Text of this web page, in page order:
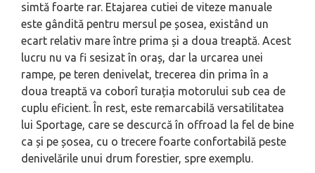
simtă foarte rar. Etajarea cutiei de viteze manuale
este gândită pentru mersul pe șosea, existând un
ecart relativ mare între prima și a doua treaptă. Acest
lucru nu va fi sesizat în oraș, dar la urcarea unei
rampe, pe teren denivelat, trecerea din prima în a
doua treaptă va coborî turația motorului sub cea de
cuplu eficient. În rest, este remarcabilă versatilitatea
lui Sportage, care se descurcă în offroad la fel de bine
ca și pe șosea, cu o trecere foarte confortabilă peste
denivelările unui drum forestier, spre exemplu.